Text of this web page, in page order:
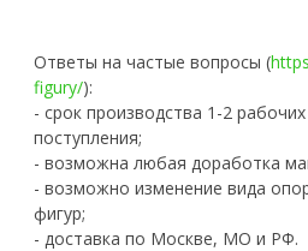
Ответы на частые вопросы (
figury/):
- срок производства 1-2
поступления;
- возможна любая доработка
- возможно изменение вида
фигур;
- доставка по Москве, МО и РФ.